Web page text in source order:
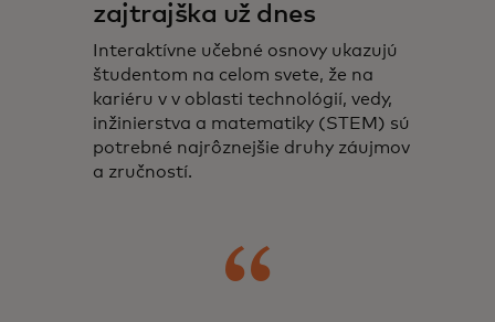
zajtrajška už dnes
Interaktívne učebné osnovy ukazujú
študentom na celom svete, že na
kariéru v v oblasti technológií, vedy,
inžinierstva a matematiky (STEM) sú
potrebné najrôznejšie druhy záujmov
a zručností.